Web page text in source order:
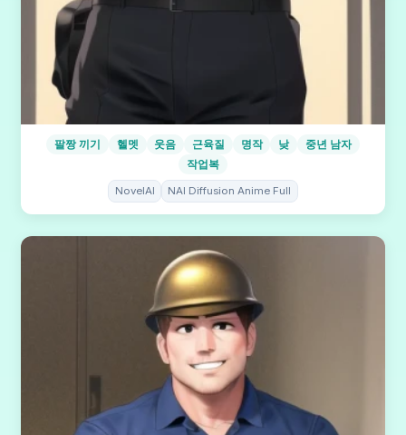
팔짱 끼기 헬멧 웃음 근육질 명작 낮
중년 남자
작업복
NovelAI NAI Diffusion Anime Full